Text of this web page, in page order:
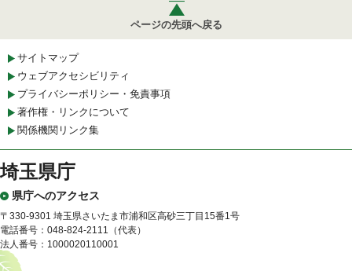
ページの先頭へ戻る
サイトマップ
ウェブアクセシビリティ
プライバシーポリシー・免責事項
著作権・リンクについて
関係機関リンク集
埼玉県庁
県庁へのアクセス
〒330-9301 埼玉県さいたま市浦和区高砂三丁目15番1号
電話番号：048-824-2111（代表）
法人番号：1000020110001